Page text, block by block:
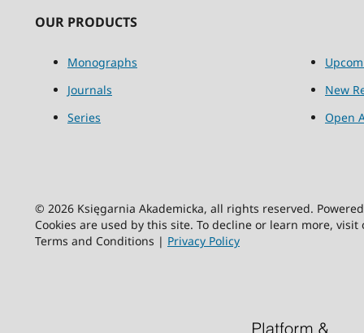
OUR PRODUCTS
Monographs
Journals
Series
New
Open
© 2026 Księgarnia Akademicka, all rights reserved.
Cookies are used by this site. To decline or learn more,
Terms and Conditions | Privacy Policy